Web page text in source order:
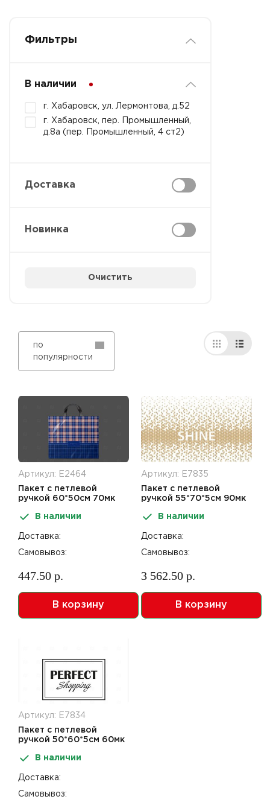
Фильтры
В наличии
г. Хабаровск, ул. Лермонтова, д.52
г. Хабаровск, пер. Промышленный,
д.8а (пер. Промышленный, 4 ст2)
Доставка
Новинка
Очистить
по
популярности
Артикул: Е2464
Пакет с петлевой
ручкой 60*50см 70мк
В наличии
Доставка:
Самовывоз:
447.50 р.
В корзину
Артикул: Е7835
Пакет с петлевой
ручкой 55*70*5см 90мк
В наличии
Доставка:
Самовывоз:
3 562.50 р.
В корзину
Артикул: Е7834
Пакет с петлевой
ручкой 50*60*5см 60мк
В наличии
Доставка:
Самовывоз: